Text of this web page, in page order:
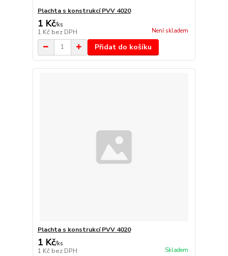
Plachta s konstrukcí PVV 4020
1 Kč/ks
1 Kč bez DPH Není skladem
Přidat do košíku
Plachta s konstrukcí PVV 4020
1 Kč/ks
1 Kč bez DPH Skladem